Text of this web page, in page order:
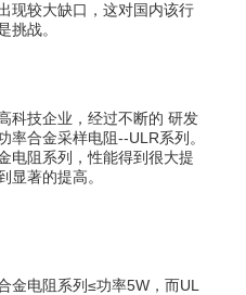
现较大缺口，这对国内该行
挑战。
科技企业，经过不断的 研发
率合金采样电阻--ULR系列。
电阻系列，性能得到很大提
显著的提高。
金电阻系列≤功率5W，而UL